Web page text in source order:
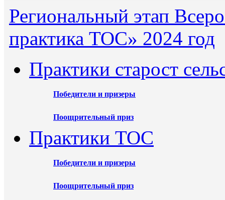
Региональный этап
практика ТОС» 2024 год
Практики старост
Победители и призеры
Поощрительный приз
Практики ТОС
Победители и призеры
Поощрительный приз